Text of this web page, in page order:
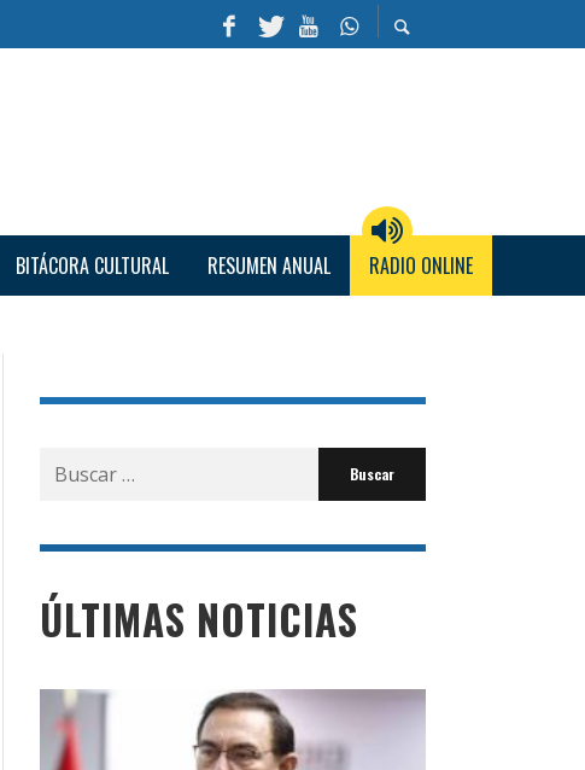
BITÁCORA CULTURAL RESUMEN ANUAL RADIO ONLINE
Buscar
por:
ÚLTIMAS NOTICIAS